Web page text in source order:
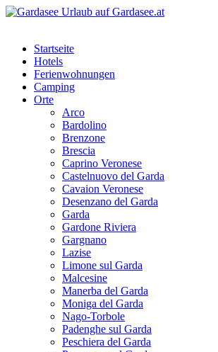
Startseite
Hotels
Ferienwohnungen
Camping
Orte
Arco
Bardolino
Brenzone
Brescia
Caprino Veronese
Castelnuovo del Garda
Cavaion Veronese
Desenzano del Garda
Garda
Gardone Riviera
Gargnano
Lazise
Limone sul Garda
Malcesine
Manerba del Garda
Moniga del Garda
Nago-Torbole
Padenghe sul Garda
Peschiera del Garda